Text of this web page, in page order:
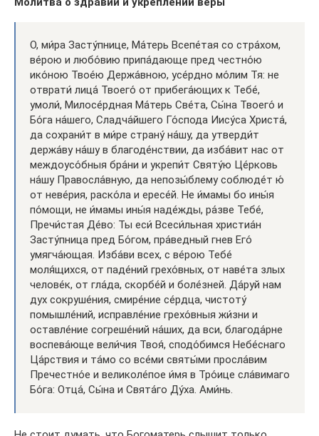
О, ми́ра Засту́пнице, Ма́терь Всепе́тая со стра́хом,
ве́рою и любо́вию припа́дающе пред честно́ю
ико́ною Твое́ю Держа́вною, усе́рдно мо́лим Тя: не
отврати́ лица́ Твоего́ от прибега́ющих к Тебе́,
умоли́, Милосе́рдная Ма́терь Све́та, Сы́на Твоего́ и
Бо́га на́шего, Сладча́йшего Го́спода Иису́са Христа́,
да сохрани́т в ми́ре страну́ на́шу, да утверди́т
держа́ву на́шу в благоде́нствии, да изба́вит нас от
междоусо́бныя бра́ни и укрепи́т Святу́ю Це́рковь
на́шу Правосла́вную, да непозы́блему соблюде́т ю́
от неве́рия, раско́ла и ересе́й. Не и́мамы бо ины́я
по́мощи, не и́мамы ины́я наде́жды, ра́зве Тебе́,
Пречи́стая Де́во: Ты еси́ Всеси́льная христиа́н
Засту́пница пред Бо́гом, пра́ведный гнев Его́
умягча́ющая. Изба́ви всех, с ве́рою Тебе́
моля́щихся, от паде́ний грехо́вных, от наве́та злых
челове́к, от гла́да, скорбе́й и боле́зней. Да́руй нам
дух сокруше́ния, смире́ние се́рдца, чистоту́
помышле́ний, исправле́ние грехо́вныя жи́зни и
оставле́ние согреше́ний на́ших, да вси, благода́рне
воспева́юще вели́чия Твоя́, сподо́бимся Небе́снаго
Ца́рствия и та́мо со все́ми святы́ми просла́вим
Пречестно́е и великоле́пое и́мя в Тро́ице сла́вимаго
Бо́га: Отца́, Сы́на и Свята́го Ду́ха. Ами́нь.